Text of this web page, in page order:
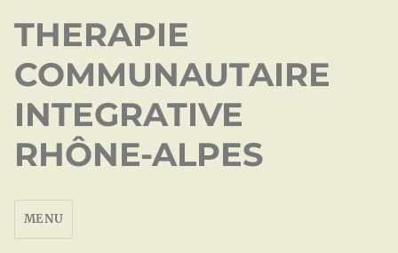
THERAPIE
COMMUNAUTAIRE
INTEGRATIVE
RHÔNE-ALPES
MENU